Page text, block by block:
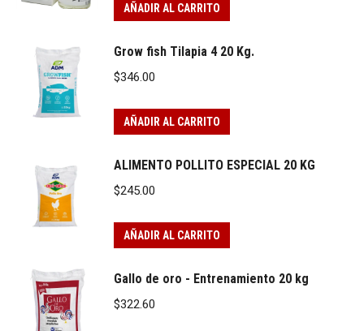
AÑADIR AL CARRITO
Grow fish Tilapia 4 20 Kg.
$346.00
AÑADIR AL CARRITO
ALIMENTO POLLITO ESPECIAL 20 KG
$245.00
AÑADIR AL CARRITO
Gallo de oro - Entrenamiento 20 kg
$322.60